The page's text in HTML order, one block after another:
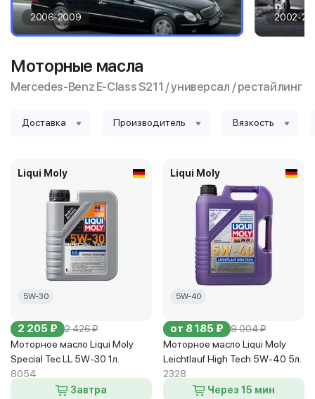
2006-2009 2002-
Моторные масла
Mercedes-Benz E-Class S211 / универсал / рестайлинг
Доставка Производитель Вязкость
Liqui Moly
5W-30
2 205 ₽ 2 426 ₽
Моторное масло Liqui Moly
Special Tec LL 5W-30 1л.
8054
Завтра
Liqui Moly
5W-40
от 8 185 ₽ 9 004 ₽
Моторное масло Liqui Moly
Leichtlauf High Tech 5W-40 5л.
2328
Через 15 мин